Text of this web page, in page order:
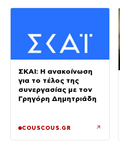
ΣΚΑΙ: Η ανακοίνωση
για το τέλος της
συνεργασίας με τον
Γρηγόρη Δημητριάδη
COUSCOUS.GR ↗